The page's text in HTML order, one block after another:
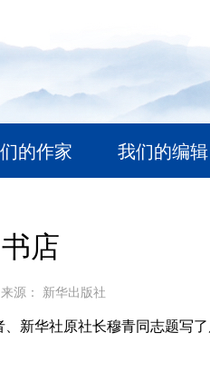
的作家 我们的编辑
店
来源： 新华出版社
新华社原社长穆青同志题写